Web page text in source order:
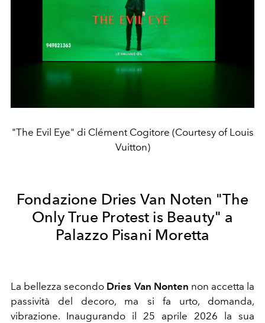
"The Evil Eye" di Clément Cogitore (Courtesy of Louis
Vuitton)
Fondazione Dries Van Noten "The
Only True Protest is Beauty" a
Palazzo Pisani Moretta
La bellezza secondo Dries Van Nonten non accetta la
passività del decoro, ma si fa urto, domanda,
vibrazione. Inaugurando il 25 aprile 2026 la sua